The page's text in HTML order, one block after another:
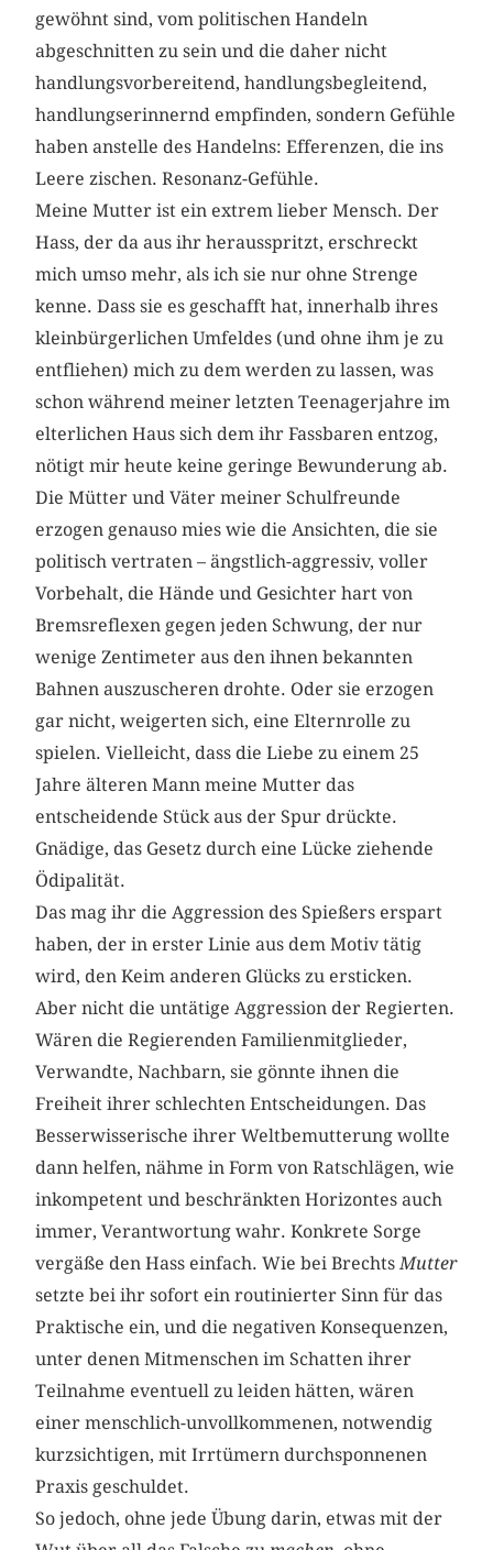
gewöhnt sind, vom politischen Handeln
abgeschnitten zu sein und die daher nicht
handlungsvorbereitend, handlungsbegleitend,
handlungserinnernd empfinden, sondern Gefühle
haben anstelle des Handelns: Efferenzen, die ins
Leere zischen. Resonanz-Gefühle.
Meine Mutter ist ein extrem lieber Mensch. Der
Hass, der da aus ihr herausspritzt, erschreckt
mich umso mehr, als ich sie nur ohne Strenge
kenne. Dass sie es geschafft hat, innerhalb ihres
kleinbürgerlichen Umfeldes (und ohne ihm je zu
entfliehen) mich zu dem werden zu lassen, was
schon während meiner letzten Teenagerjahre im
elterlichen Haus sich dem ihr Fassbaren entzog,
nötigt mir heute keine geringe Bewunderung ab.
Die Mütter und Väter meiner Schulfreunde
erzogen genauso mies wie die Ansichten, die sie
politisch vertraten – ängstlich-aggressiv, voller
Vorbehalt, die Hände und Gesichter hart von
Bremsreflexen gegen jeden Schwung, der nur
wenige Zentimeter aus den ihnen bekannten
Bahnen auszuscheren drohte. Oder sie erzogen
gar nicht, weigerten sich, eine Elternrolle zu
spielen. Vielleicht, dass die Liebe zu einem 25
Jahre älteren Mann meine Mutter das
entscheidende Stück aus der Spur drückte.
Gnädige, das Gesetz durch eine Lücke ziehende
Ödipalität.
Das mag ihr die Aggression des Spießers erspart
haben, der in erster Linie aus dem Motiv tätig
wird, den Keim anderen Glücks zu ersticken.
Aber nicht die untätige Aggression der Regierten.
Wären die Regierenden Familienmitglieder,
Verwandte, Nachbarn, sie gönnte ihnen die
Freiheit ihrer schlechten Entscheidungen. Das
Besserwisserische ihrer Weltbemutterung wollte
dann helfen, nähme in Form von Ratschlägen, wie
inkompetent und beschränkten Horizontes auch
immer, Verantwortung wahr. Konkrete Sorge
vergäße den Hass einfach. Wie bei BrechtsMutter
setzte bei ihr sofort ein routinierter Sinn für das
Praktische ein, und die negativen Konsequenzen,
unter denen Mitmenschen im Schatten ihrer
Teilnahme eventuell zu leiden hätten, wären
einer menschlich-unvollkommenen, notwendig
kurzsichtigen, mit Irrtümern durchsponnenen
Praxis geschuldet.
So jedoch, ohne jede Übung darin, etwas mit der